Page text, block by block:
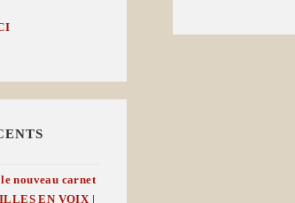
le nouveau carnet
EN VOIX |